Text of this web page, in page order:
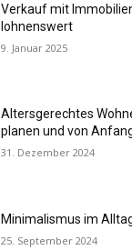
Verkauf mit
lohnenswert
9. Januar 2025
Altersgerechtes
planen und von
31. Dezember 2024
Minimalismus im
25. September 2024